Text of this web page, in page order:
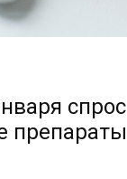
спрос
препараты